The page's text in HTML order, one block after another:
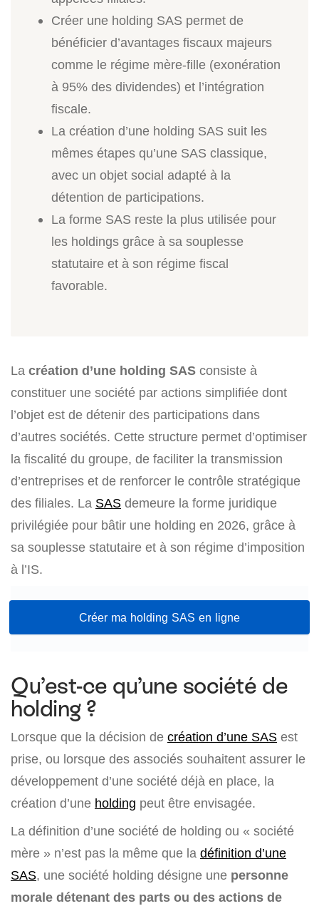
Créer une holding SAS permet de
bénéficier d’avantages fiscaux majeurs
comme le régime mère-fille (exonération
à 95% des dividendes) et l’intégration
fiscale.
La création d’une holding SAS suit les
mêmes étapes qu’une SAS classique,
avec un objet social adapté à la
détention de participations.
La forme SAS reste la plus utilisée pour
les holdings grâce à sa souplesse
statutaire et à son régime fiscal
favorable.
La création d’une holding SAS consiste à
constituer une société par actions simplifiée dont
l’objet est de détenir des participations dans
d’autres sociétés. Cette structure permet d’optimiser
la fiscalité du groupe, de faciliter la transmission
d’entreprises et de renforcer le contrôle stratégique
des filiales. La SAS demeure la forme juridique
privilégiée pour bâtir une holding en 2026, grâce à
sa souplesse statutaire et à son régime d’imposition
à l’IS.
Créer ma holding SAS en ligne
Qu’est-ce qu’une société de
holding ?
Lorsque que la décision de création d’une SAS est
prise, ou lorsque des associés souhaitent assurer le
développement d’une société déjà en place, la
création d’une holding peut être envisagée.
La définition d’une société de holding ou « société
mère » n’est pas la même que la définition d’une
SAS, une société holding désigne une personne
morale détenant des parts ou des actions de